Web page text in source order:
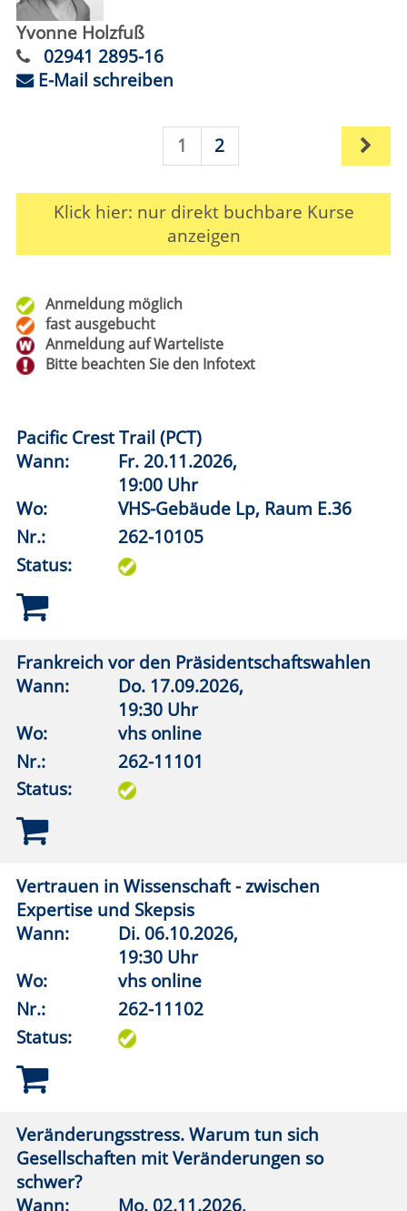
Pacific Crest Trail (PCT)
Wann:
Fr.20.11.2026,
19:00 Uhr
Wo:
VHS-Gebäude Lp, Raum E.36
Frankreich vor den Präsidentschaftswahlen
17.09.2026,
Nr.:
262-11101
Status:
Wann:
Di. 06.10.2026,
19:30 Uhr
vhs online
Nr.:
262-11102
Status:
Veränderungsstress. Warum tun sich
Gesellschaften mit Veränderungen so
Wann:
Mo.02.11.2026,
19:30 Uhr
vhs online
Nr.:
262-11104
Trump und die MAGA-Bewegung
Wann:
Wo:
vhs online
Nr.:
262-11106
Status:
Not am Mann. Die Erfindung toxischer
Männlichkeit
Wo:
Status: